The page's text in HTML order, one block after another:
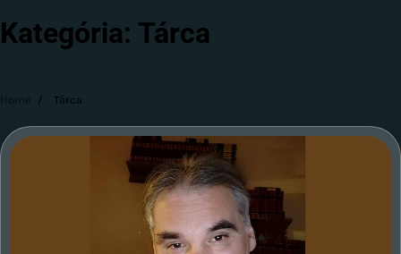
Kategória: Tárca
Home Tárca